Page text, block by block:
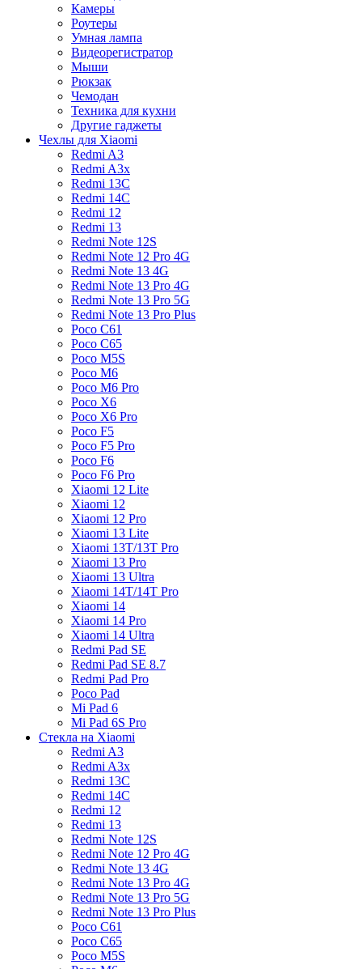
Камеры
Роутеры
Умная лампа
Видеорегистратор
Мыши
Рюкзак
Чемодан
Техника для кухни
Другие гаджеты
Чехлы для Xiaomi
Redmi A3
Redmi A3x
Redmi 13C
Redmi 14C
Redmi 12
Redmi 13
Redmi Note 12S
Redmi Note 12 Pro 4G
Redmi Note 13 4G
Redmi Note 13 Pro 4G
Redmi Note 13 Pro 5G
Redmi Note 13 Pro Plus
Poco C61
Poco C65
Poco M5S
Poco M6
Poco M6 Pro
Poco X6
Poco X6 Pro
Poco F5
Poco F5 Pro
Poco F6
Poco F6 Pro
Xiaomi 12 Lite
Xiaomi 12
Xiaomi 12 Pro
Xiaomi 13 Lite
Xiaomi 13T/13T Pro
Xiaomi 13 Pro
Xiaomi 13 Ultra
Xiaomi 14T/14T Pro
Xiaomi 14
Xiaomi 14 Pro
Xiaomi 14 Ultra
Redmi Pad SE
Redmi Pad SE 8.7
Redmi Pad Pro
Poco Pad
Mi Pad 6
Mi Pad 6S Pro
Стекла на Xiaomi
Redmi A3
Redmi A3x
Redmi 13C
Redmi 14C
Redmi 12
Redmi 13
Redmi Note 12S
Redmi Note 12 Pro 4G
Redmi Note 13 4G
Redmi Note 13 Pro 4G
Redmi Note 13 Pro 5G
Redmi Note 13 Pro Plus
Poco C61
Poco C65
Poco M5S